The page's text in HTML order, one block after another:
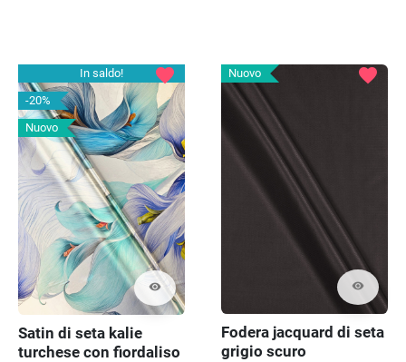
In saldo!
-20%
Nuovo
visibility
favorite
Satin di seta kalie
turchese con fiordaliso
Nuovo
visibility
favorite
Fodera jacquard di seta
grigio scuro